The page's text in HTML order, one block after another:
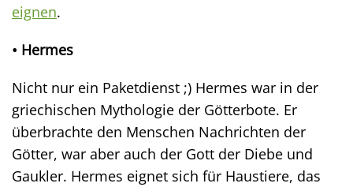
eignen.
• Hermes
Nicht nur ein Paketdienst ;) Hermes war in der
griechischen Mythologie der Götterbote. Er
überbrachte den Menschen Nachrichten der
Götter, war aber auch der Gott der Diebe und
Gaukler. Hermes eignet sich für Haustiere, das